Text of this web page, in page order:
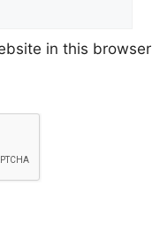
in this browser